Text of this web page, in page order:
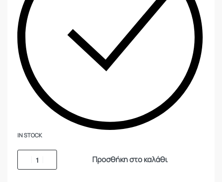
IN STOCK
Προσθήκη στο καλάθι